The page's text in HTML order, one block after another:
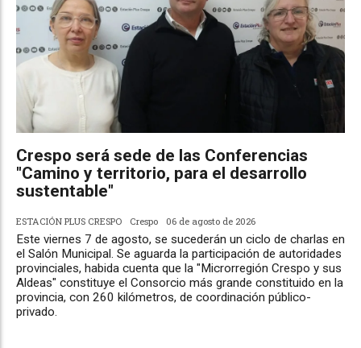
Crespo será sede de las Conferencias
"Camino y territorio, para el desarrollo
sustentable"
ESTACIÓN PLUS CRESPO Crespo 06 de agosto de 2026
Este viernes 7 de agosto, se sucederán un ciclo de charlas en
el Salón Municipal. Se aguarda la participación de autoridades
provinciales, habida cuenta que la "Microrregión Crespo y sus
Aldeas" constituye el Consorcio más grande constituido en la
provincia, con 260 kilómetros, de coordinación público-
privado.